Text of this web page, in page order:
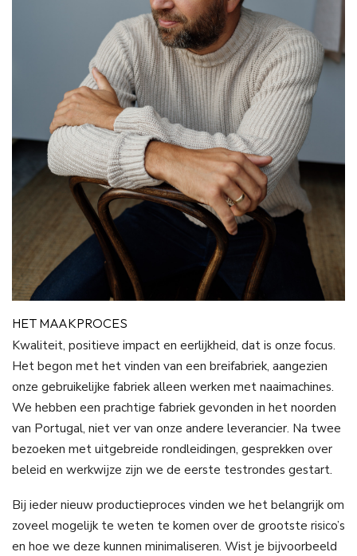
HET MAAKPROCES
Kwaliteit, positieve impact en eerlijkheid, dat is onze focus.
Het begon met het vinden van een breifabriek, aangezien
onze gebruikelijke fabriek alleen werken met naaimachines.
We hebben een prachtige fabriek gevonden in het noorden
van Portugal, niet ver van onze andere leverancier. Na twee
bezoeken met uitgebreide rondleidingen, gesprekken over
beleid en werkwijze zijn we de eerste testrondes gestart.
Bij ieder nieuw productieproces vinden we het belangrijk om
zoveel mogelijk te weten te komen over de grootste risico’s
en hoe we deze kunnen minimaliseren. Wist je bijvoorbeeld